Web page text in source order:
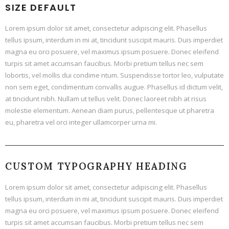
SIZE DEFAULT
Lorem ipsum dolor sit amet, consectetur adipiscing elit. Phasellus
tellus ipsum, interdum in mi at, tincidunt suscipit mauris. Duis imperdiet
magna eu orci posuere, vel maximus ipsum posuere. Donec eleifend
turpis sit amet accumsan faucibus. Morbi pretium tellus nec sem
lobortis, vel mollis dui condime ntum. Suspendisse tortor leo, vulputate
non sem eget, condimentum convallis augue. Phasellus id dictum velit,
at tincidunt nibh. Nullam ut tellus velit. Donec laoreet nibh at risus
molestie elementum. Aenean diam purus, pellentesque ut pharetra
eu, pharetra vel orci integer ullamcorper urna mi.
CUSTOM TYPOGRAPHY HEADING
Lorem ipsum dolor sit amet, consectetur adipiscing elit. Phasellus
tellus ipsum, interdum in mi at, tincidunt suscipit mauris. Duis imperdiet
magna eu orci posuere, vel maximus ipsum posuere. Donec eleifend
turpis sit amet accumsan faucibus. Morbi pretium tellus nec sem